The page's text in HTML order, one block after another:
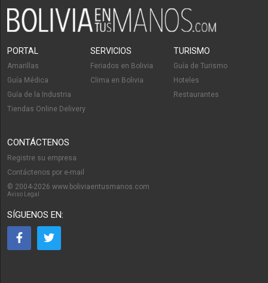
PORTAL
Amarillas
Guía Médica
Guía de la Industria
Tiendas Online Delivery
SERVICIOS
Feriados en Bolivia
Clima en Bolivia
TURISMO
Guía de Turismo
Hoteles
Restaurantes
CONTÁCTENOS
Registre su empresa
Contáctenos por e-mail
© 2004-2026 www.boliviaentusmanos.com
Aviso Legal
SÍGUENOS EN: